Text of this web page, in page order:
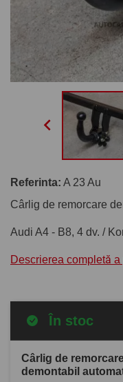

Referinta: A 23 Au
Cârlig de remorcare
Audi A4 - B8, 4 dv. /
Descrierea completă
În stoc
Cârlig de
demontabil